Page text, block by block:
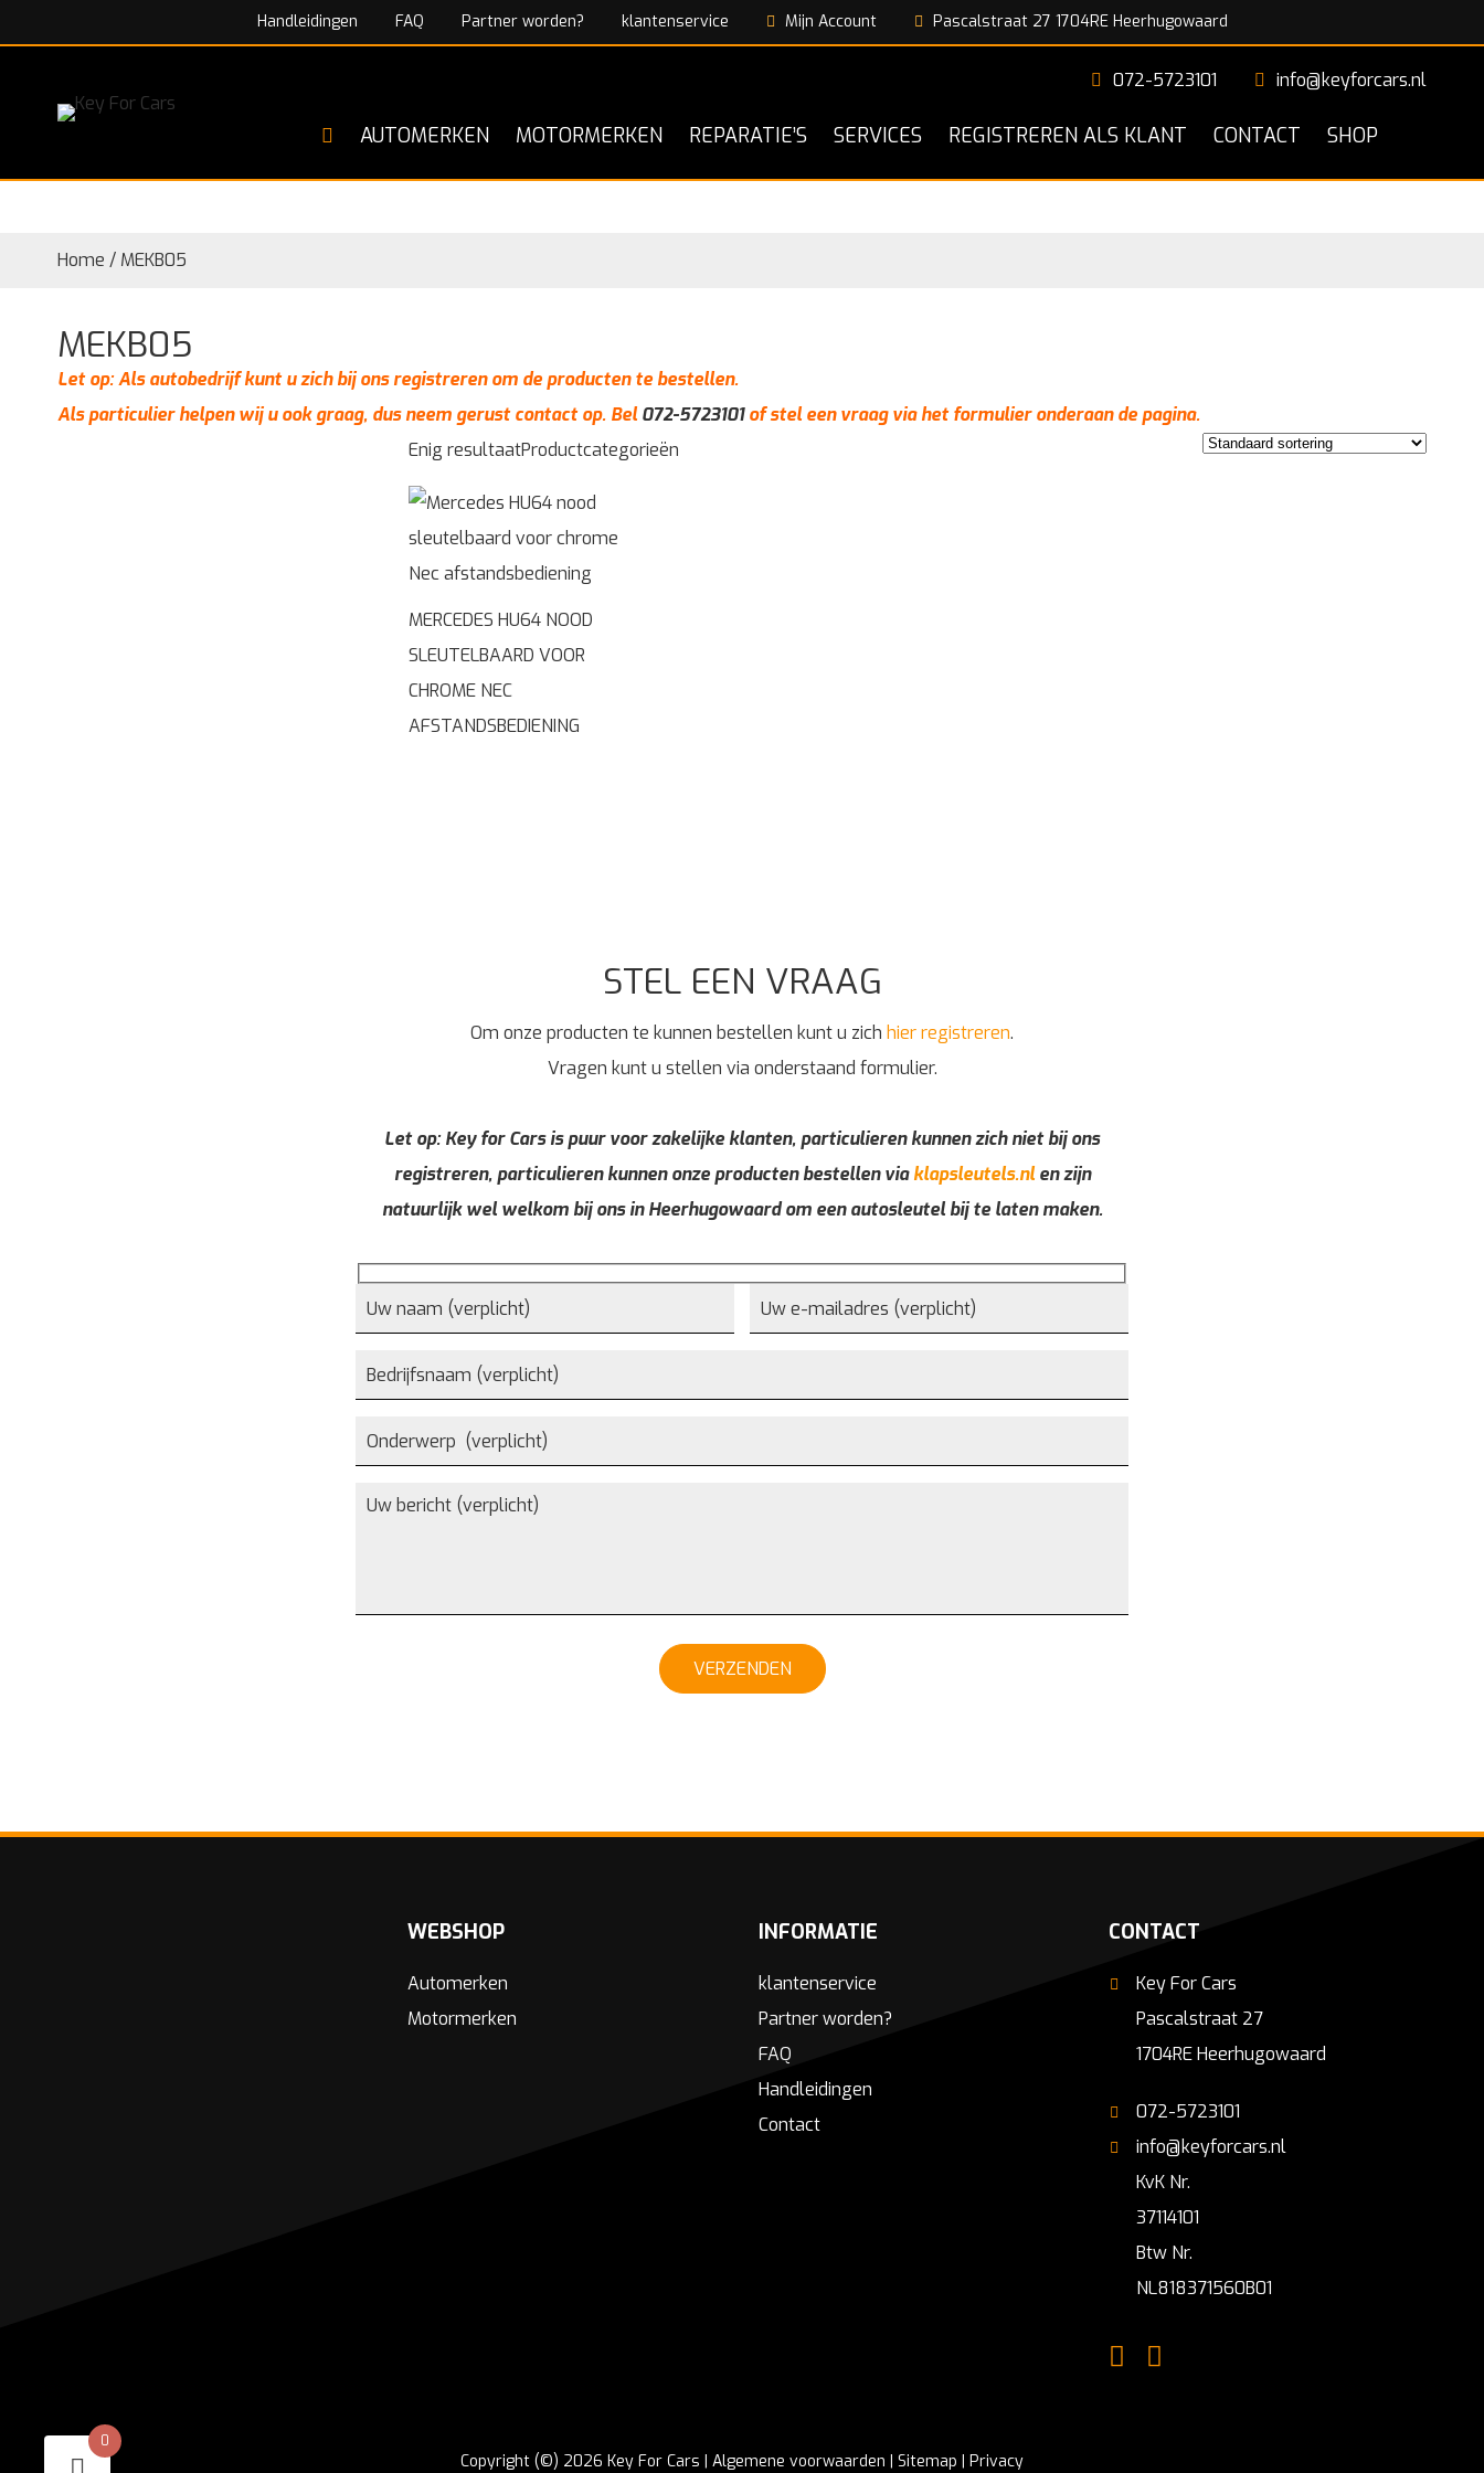
Handleidingen FAQ Partner worden? klantenservice Mijn Account Pascalstraat 27 1704RE Heerhugowaard
072-5723101 info@keyforcars.nl
AUTOMERKEN MOTORMERKEN REPARATIE’S SERVICES REGISTREREN ALS KLANT CONTACT SHOP
Home / MEKB05
MEKB05
Let op: Als autobedrijf kunt u zich bij ons registreren om de producten te bestellen.
Als particulier helpen wij u ook graag, dus neem gerust contact op. Bel072-5723101of stel een vraag via het formulier onderaan de pagina.
Productcategorieën
Enig resultaat
MERCEDES HU64 NOOD
SLEUTELBAARD VOOR
CHROME NEC
AFSTANDSBEDIENING
STEL EEN VRAAG
Om onze producten te kunnen bestellen kunt u zich hier registreren.
Vragen kunt u stellen via onderstaand formulier.
Let op: Key for Cars is puur voor zakelijke klanten, particulieren kunnen zich niet bij ons
registreren, particulieren kunnen onze producten bestellen viaklapsleutels.nlen zijn
natuurlijk wel welkom bij ons in Heerhugowaard om een autosleutel bij te laten maken.
VERZENDEN
WEBSHOP
Automerken
Motormerken
INFORMATIE
klantenservice
Partner worden?
FAQ
Handleidingen
Contact
CONTACT
Key For Cars
Pascalstraat 27
1704RE Heerhugowaard
072-5723101
info@keyforcars.nl
KvK Nr.
37114101
Btw Nr.
NL818371560B01
Copyright (©) 2026 Key For Cars | Algemene voorwaarden Sitemap Privacy
0